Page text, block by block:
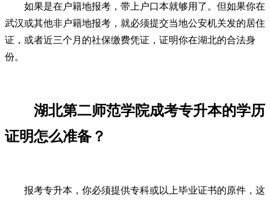
如果是在户籍地报考，带上户口本就够用了。但如果你在
武汉或其他非户籍地报考，就必须提交当地公安机关发的居住
证，或者近三个月的社保缴费凭证，证明你在湖北的合法身
份。
湖北第二师范学院成考专升本的学历
证明怎么准备？
报考专升本，你必须提供专科或以上毕业证书的原件，这